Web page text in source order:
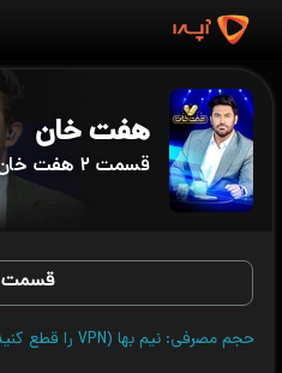
هفت خان
قسمت ۲ هفت خان
قسمت ۲
حجم مصرفی: نیم بها (VPN را قطع کنید)